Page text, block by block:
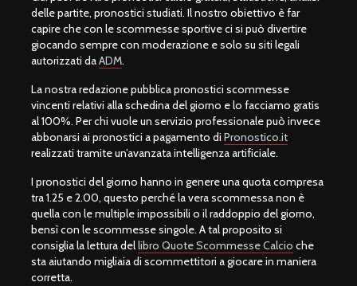
delle partite, pronostici studiati. Il nostro obiettivo è far
capire che con le scommesse sportive ci si può divertire
giocando sempre con moderazione e solo su siti legali
autorizzati daADM.
La nostra redazione pubblica pronostici scommesse
vincenti relativi alla schedina del giorno e lo facciamo gratis
al 100%. Per chi vuole un servizio professionale può invece
abbonarsi ai pronostici a pagamento di Pronostico.it
realizzati tramite un’avanzata intelligenza artificiale.
I pronostici del giorno hanno in genere una quota compresa
tra 1.25 e 2.00, questo perché la vera scommessa non è
quella con le multiple impossibili o il raddoppio del giorno,
bensì con le scommesse singole. A tal proposito si
consiglia la lettura dellibro Quote Scommesse Calcio che
sta aiutando migliaia di scommettitori a giocare in maniera
corretta.